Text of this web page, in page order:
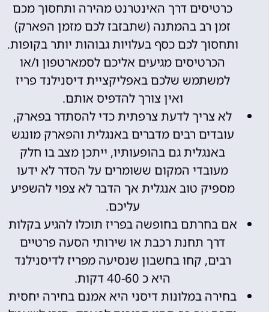
כרטיסים דרך האינטרנט מהירה ותחסוך מכם
זמן רב בהמתנה (שתבזבז לכם מזמן הפארק)
ותחסוך לכם כסף בעלויות גבוהות יותר בקופות.
הכרטיסים מגיעים אליכם לסמארטפון ו/או
למשתמש שלכם באפליקציית דיסנילנד פריז
ואין צורך להדפיס אותם.
לא צריך לדעת צרפתית כדי להסתדר בפארק,
עובדים רבים מדברים באנגלית והפארק מונגש
באנגלית גם בהופעותיו, ייתכן מצב בו חלק
מעובדי המקום ששומרים על הסדר לא ידעו
מספיק טוב אנגלית אך הדבר לא צפוי להשפיע
עליכם.
אם בחרתם בחופשה בפריז תוכלו להגיע בקלות
דרך תחנת רכבת או שירותי הסעה פרטיים
רבים, קחו בחשבון שנסיעה מפריז לדיסנילנד
היא כ 40-60 דקות.
בחירה במלונות דיסני היא אמנם בחירה יחסית